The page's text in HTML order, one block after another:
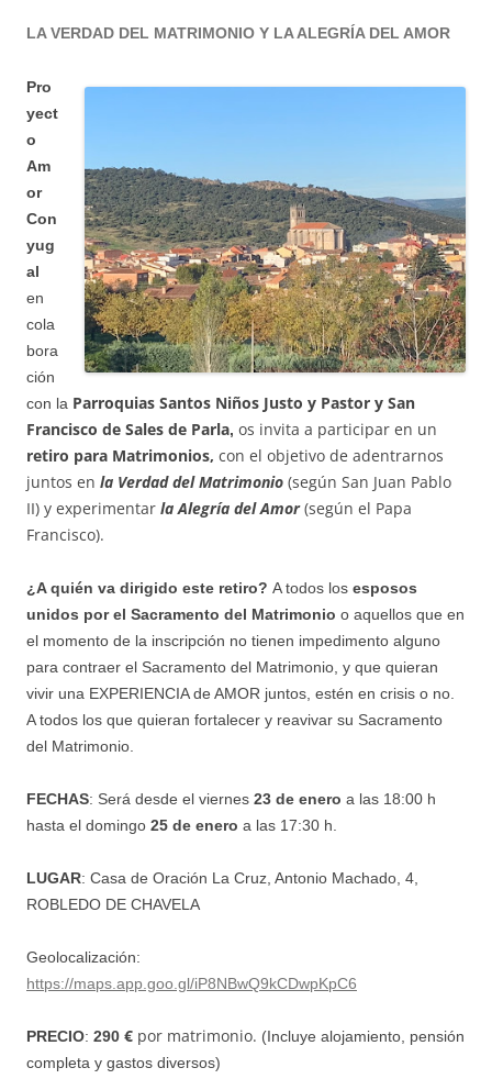
LA VERDAD DEL MATRIMONIO Y LA ALEGRÍA DEL AMOR
Pro
yect
o
Am
or
Con
yug
al
en
cola
bora
ción
con la Parroquias Santos Niños Justo y Pastor y San
Francisco de Sales de Parla, os invita a participar en un
retiro para Matrimonios, con el objetivo de adentrarnos
juntos en la Verdad del Matrimonio (según San Juan Pablo
II) y experimentar la Alegría del Amor(según el Papa
Francisco).
¿A quién va dirigido este retiro? A todos los esposos
unidos por el Sacramento del Matrimonio o aquellos que en
el momento de la inscripción no tienen impedimento alguno
para contraer el Sacramento del Matrimonio, y que quieran
vivir una EXPERIENCIA de AMOR juntos, estén en crisis o no.
A todos los que quieran fortalecer y reavivar su Sacramento
del Matrimonio.
FECHAS: Será desde el viernes 23 de enero a las 18:00 h
hasta el domingo 25 de enero a las 17:30 h.
LUGAR: Casa de Oración La Cruz, Antonio Machado, 4,
ROBLEDO DE CHAVELA
Geolocalización:
https://maps.app.goo.gl/iP8NBwQ9kCDwpKpC6
PRECIO: 290 € por matrimonio. (Incluye alojamiento, pensión
completa y gastos diversos)